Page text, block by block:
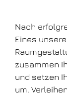
Nach
Eines
zusammen
und setzen
um.